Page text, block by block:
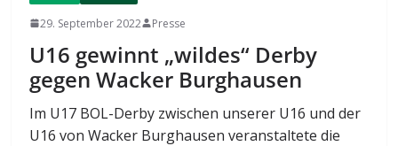
29. September 2022 Presse
U16 gewinnt „wildes“ Derby
gegen Wacker Burghausen
Im U17 BOL-Derby zwischen unserer U16 und der
U16 von Wacker Burghausen veranstaltete die